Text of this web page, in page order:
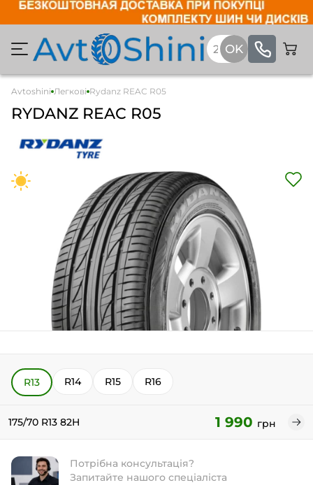
Avtoshini Легкові Rydanz REAC R05
RYDANZ REAC R05
R13 R14 R15 R16
175/70 R13 82H 1 990 грн
Потрібна консультація?
Запитайте нашого спеціаліста